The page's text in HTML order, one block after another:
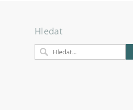
Hledat